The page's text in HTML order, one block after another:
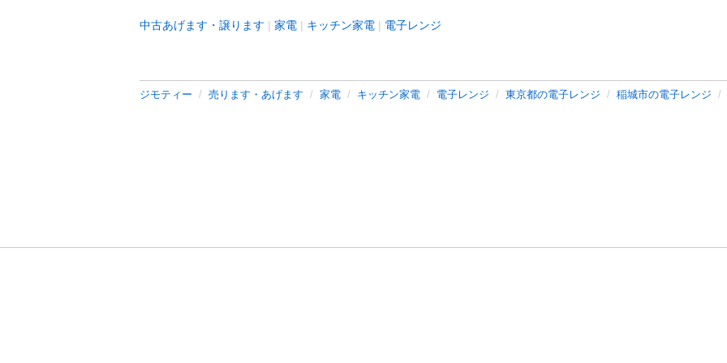
中古あげます・譲ります 家電 キッチン家電 電子レンジ
ジモティー 売ります・あげます 家電 キッチン家電 電子レンジ 東京都の電子レンジ 稲城市の電子レンジ